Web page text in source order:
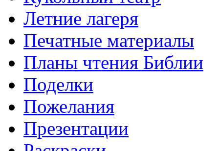
Летние лагеря
Печатные материалы
Планы чтения Библии
Поделки
Пожелания
Презентации